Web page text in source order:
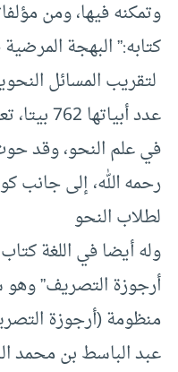
وتمكنه فيها، ومن
كتابه:” البهجة
لتقريب المسائل
عدد
في علم النحو، وقد
رحمه الله، إلى جانب
لطلاب النحو
وله أيضا في اللغة
أرجوزة التصريف”
عبد الباسط بن محمد